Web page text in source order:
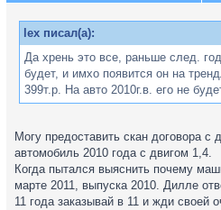
lex писал(а):
Да хрень это все, раньше след.
будет, и имхо появится он на
399т.р. На авто 2010г.в. его не
Могу предоставить скан договора с
автомобиль 2010 года с двигом 1,4.
Когда пытался выяснить почему
марте 2011, выпуска 2010. Дилле
11 года заказывай в 11 и жди своей